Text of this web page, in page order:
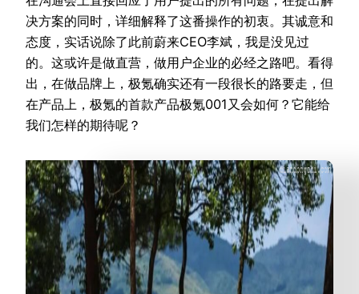
决方案的同时，详细解释了这番操作的初衷。其诚意和
态度，实话说除了此前蔚来CEO李斌，我是没见过
的。这或许是做直营，做用户企业的必经之路吧。看得
出，在做品牌上，极氪确实还有一段很长的路要走，但
在产品上，极氪的首款产品极氪001又会如何？它能给
我们怎样的期待呢？